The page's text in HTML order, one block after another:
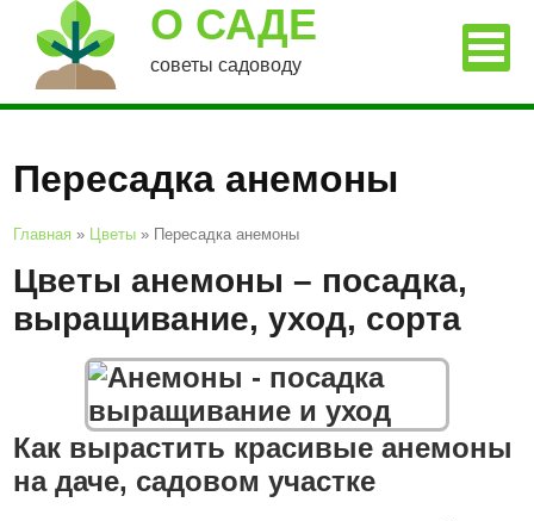
О САДЕ
советы садоводу
Пересадка анемоны
Главная » Цветы » Пересадка анемоны
Цветы анемоны – посадка,
выращивание, уход, сорта
Как вырастить красивые анемоны
на даче, садовом участке